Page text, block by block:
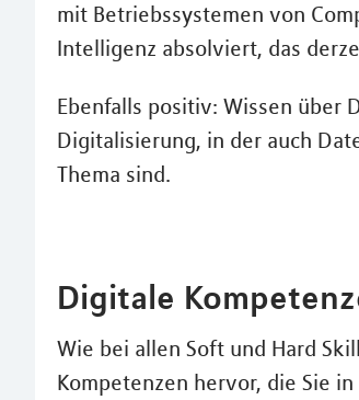
mit Betriebssystemen von
Intelligenz absolviert, das
Ebenfalls positiv: Wissen über
Digitalisierung, in der auch
Thema sind.
Digitale
Wie bei allen Soft und Hard
Kompetenzen hervor, die Sie